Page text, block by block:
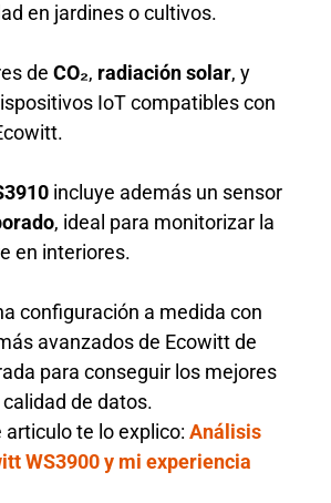
en jardines o cultivos.
de CO₂, radiación solar, y
IoT compatibles con
incluye además un sensor
, ideal para monitorizar la
en interiores.
configuración a medida con
avanzados de Ecowitt de
para conseguir los mejores
de datos.
articulo te lo explico: Análisis
WS3900 y mi experiencia